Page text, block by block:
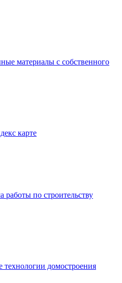
материалы с собственного
карте
работы по строительству
домостроения